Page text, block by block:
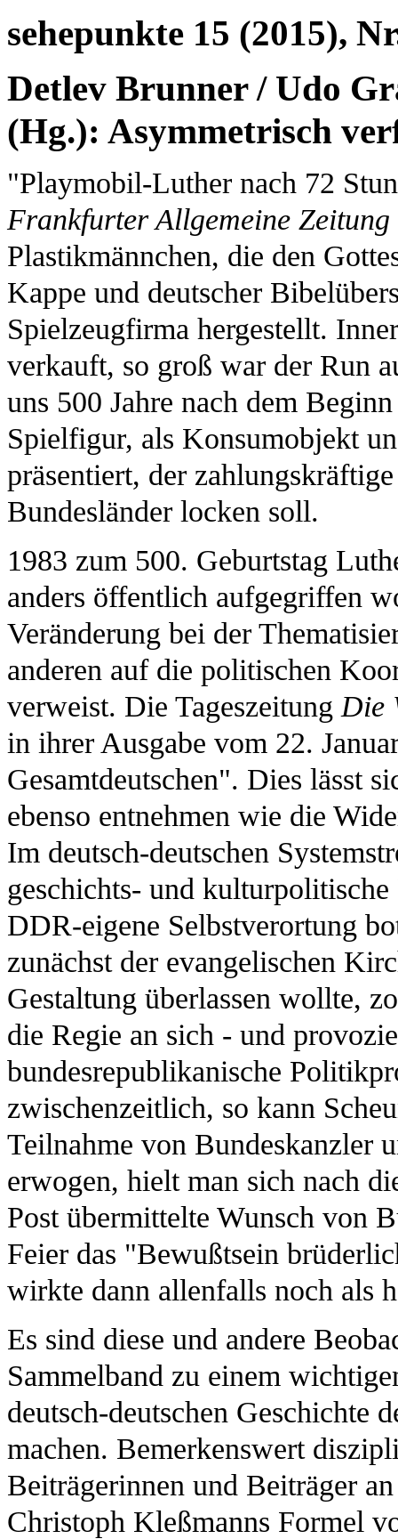
sehepunkte 15 (2015),
Detlev Brunner / Udo
(Hg.): Asymmetrisch
"Playmobil-Luther nach 72
Frankfurter Allgemeine Zeitung
Plastikmännchen, die den
Kappe und deutscher
Spielzeugfirma hergestellt.
verkauft, so groß war der Run
uns 500 Jahre nach dem
Spielfigur, als Konsumobjekt
präsentiert, der
Bundesländer locken soll.
1983 zum 500. Geburtstag
anders öffentlich aufgegriffen
Veränderung bei der
anderen auf die politischen
verweist. Die Tageszeitung Die
in ihrer Ausgabe vom 22.
Gesamtdeutschen". Dies lässt
ebenso entnehmen wie die
Im deutsch-deutschen
geschichts- und
DDR-eigene Selbstverortung
zunächst der evangelischen
Gestaltung überlassen wollte,
die Regie an sich - und
bundesrepublikanische
zwischenzeitlich, so kann
Teilnahme von Bundeskanzler
erwogen, hielt man sich nach
Post übermittelte Wunsch von
Feier das "Bewußtsein
wirkte dann allenfalls noch als
Es sind diese und andere
Sammelband zu einem
deutsch-deutschen Geschichte
machen. Bemerkenswert
Beiträgerinnen und Beiträger
Christoph Kleßmanns Formel